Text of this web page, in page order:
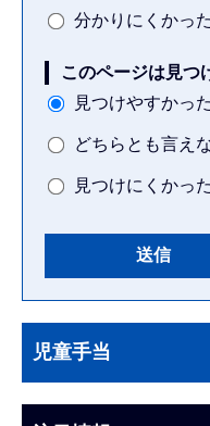
分かりにくかった
このページは見つ
見つけやすかった
どちらとも言え
見つけにくかった
文
こ
サ
児童手当